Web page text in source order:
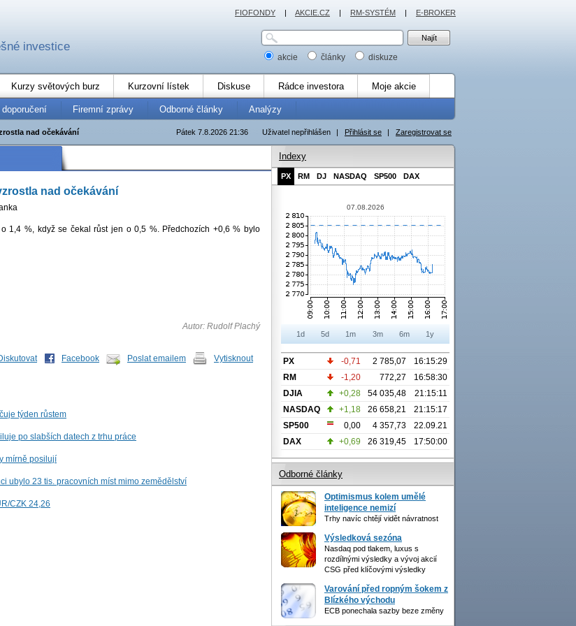
investice
akcie články diskuze
Kurzy světových burz Kurzovní lístek Diskuse Rádce investora Moje akcie
doporučení Firemní zprávy Odborné články Analýzy
Uživatel nepřihlášen | Přihlásit se | Zaregistrovat se
Pátek 7.8.2026 21:36
nad očekávání
nad očekávání
1,4 %, když se čekal růst jen o 0,5 %. Předchozích +0,6 % bylo
Autor: Rudolf Plachý
Facebook Poslat emailem Vytisknout
týden růstem
po slabších datech z trhu práce
mírně posilují
ubylo 23 tis. pracovních míst mimo zemědělství
CZK 24,26
Indexy
PX RM DJ NASDAQ SP500 DAX
07.08.2026
1d 5d 1m 3m 6m 1y
PX -0,71 2 785,07
16:15:29
RM
-1,20 772,27
16:58:30
DJIA
+0,28 54 035,48
21:15:11
NASDAQ
+1,18 26 658,21
21:15:17
SP500
0,00 4 357,73
22.09.21
DAX
+0,69 26 319,45 17:50:00
Odborné články
Optimismus kolem umělé
inteligence nemizí
Trhy navíc chtějí vidět návratnost
Výsledková sezóna
Nasdaq pod tlakem, luxus s
rozdílnými výsledky a vývoj akcií
CSG před klíčovými výsledky
Varování před ropným šokem z
Blízkého východu
ECB ponechala sazby beze změny
FIOFONDY | AKCIE.CZ | RM-SYSTÉM | E-BROKER